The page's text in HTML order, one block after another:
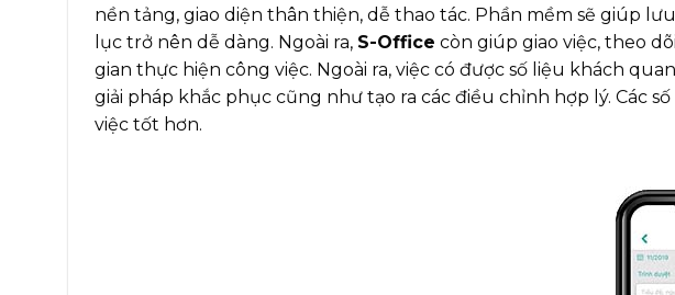
nền tảng, giao diện thân thiện, dễ thao tác. Phần mềm sẽ giúp
lục trở nên dễ dàng. Ngoài ra, S-Office còn giúp giao việc, theo
gian thực hiện công việc. Ngoài ra, việc có được số liệu khách
giải pháp khắc phục cũng như tạo ra các điều chỉnh hợp lý. Các
việc tốt hơn.